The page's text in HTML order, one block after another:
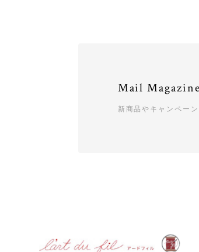
Mail Magazine
新商品やキャンペー